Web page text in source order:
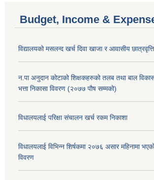
Budget, Income &
विद्यालयको मसलन्द खर्च दिवा खाजा र आवासीय
न.पा अनुदान कोटाको शिक्षकहरुको तलब तथा बाल
भत्ता निकासा विवरण (२०७७ पौष सम्मको)
विधालयलाई परिक्षा स‌ंचालन खर्च रकम निकाशा
विधालयलाई विभिन्न शिर्षकमा २०७६ असार महिनामा
विवरण